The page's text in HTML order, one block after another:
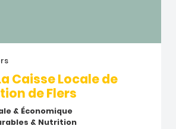
Caisse Locale de
de Flers
& Économique
& Nutrition